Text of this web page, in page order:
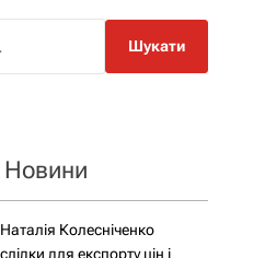
р
о
у
Новини
Колесніченко
для експорту цін і